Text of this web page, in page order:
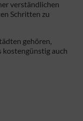
verständlichen
Schritten zu
gehören,
kostengünstig auch